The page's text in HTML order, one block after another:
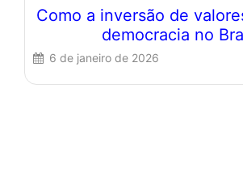
Como a inversão de
democracia no
6 de janeiro de 2026